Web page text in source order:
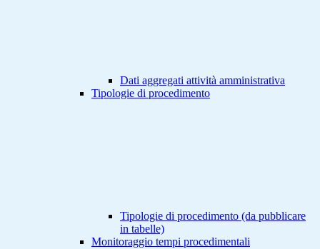
Dati aggregati attività amministrativa
Tipologie di procedimento
Tipologie di procedimento (da pubblicare
in tabelle)
Monitoraggio tempi procedimentali